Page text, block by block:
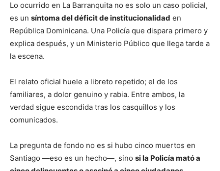
Lo ocurrido en La Barranquita no es solo un caso policial,
es un síntoma del déficit de institucionalidad en
República Dominicana. Una Policía que dispara primero y
explica después, y un Ministerio Público que llega tarde a
la escena.
El relato oficial huele a libreto repetido; el de los
familiares, a dolor genuino y rabia. Entre ambos, la
verdad sigue escondida tras los casquillos y los
comunicados.
La pregunta de fondo no es si hubo cinco muertos en
Santiago —eso es un hecho—, sino si la Policía mató a